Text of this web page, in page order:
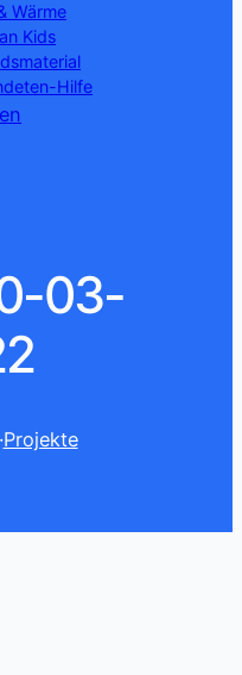
Wärme
Kids
Hilfe
03-
·Projekte